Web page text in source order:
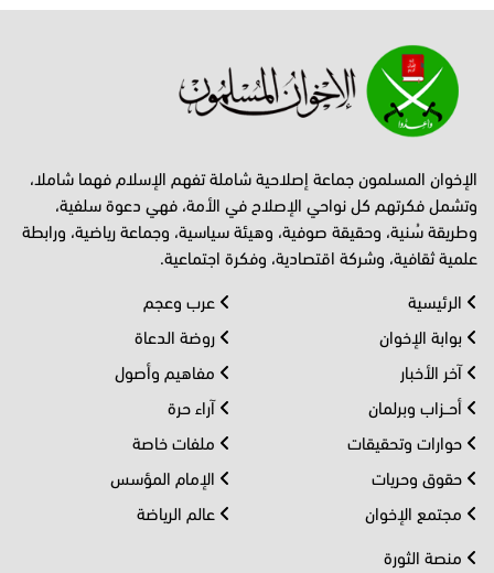
الإخوان المسلمون جماعة إصلاحية شاملة تفهم الإسلام فهما شاملا،
وتشمل فكرتهم كل نواحي الإصلاح في الأمة، فهي دعوة سلفية،
وطريقة سُنية، وحقيقة صوفية، وهيئة سياسية، وجماعة رياضية، ورابطة
علمية ثقافية، وشركة اقتصادية، وفكرة اجتماعية.
الرئيسية
بوابة الإخوان
آخر الأخبار
أحــزاب وبرلمان
حوارات وتحقيقات
حقوق وحريات
مجتمع الإخوان
عرب وعجم
روضة الدعاة
مفاهيم وأصول
آراء حرة
ملفات خاصة
الإمام المؤسس
عالم الرياضة
منصة الثورة